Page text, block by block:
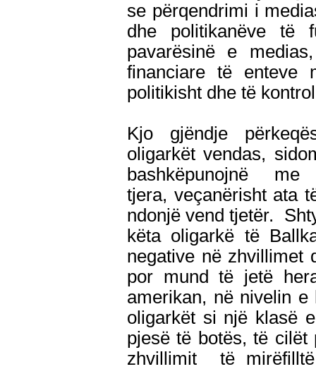
se përqendrimi i
dhe politikanëve të
pavarësinë e
financiare të enteve
politikisht dhe të
Kjo gjëndje
oligarkët vendas,
bashkëpunojnë
tjera, veçanërisht ata
ndonjë vend tjetër.
këta oligarkë të
negative në zhvillimet
por mund të jetë
amerikan, në nivelin
oligarkët si një klasë
pjesë të botës, të cilët
zhvillimit të